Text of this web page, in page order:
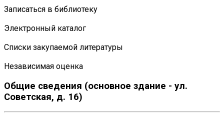
Записаться в библиотеку
Электронный каталог
Списки закупаемой литературы
Независимая оценка
Общие сведения (основное здание - ул.
Советская, д. 16)